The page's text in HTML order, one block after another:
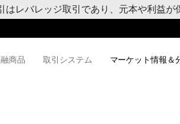
はレバレッジ取引であり、元本や利益が
商品 取引システム マーケット情報＆